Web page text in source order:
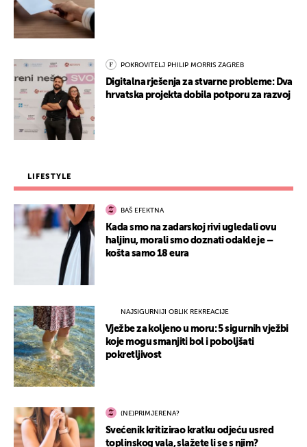
POKROVITELJ PHILIP MORRIS ZAGREB
Digitalna rješenja za stvarne probleme: Dva
hrvatska projekta dobila potporu za razvoj
LIFESTYLE
BAŠ EFEKTNA
Kada smo na zadarskoj rivi ugledali ovu
haljinu, morali smo doznati odakle je –
košta samo 18 eura
NAJSIGURNIJI OBLIK REKREACIJE
Vježbe za koljeno u moru: 5 sigurnih vježbi
koje mogu smanjiti bol i poboljšati
pokretljivost
(NE)PRIMJERENA?
Svećenik kritizirao kratku odjeću usred
toplinskog vala, slažete li se s njim?